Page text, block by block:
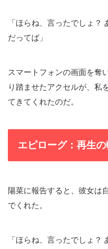
「ほらね、言ったでしょ？
だってば」
スマートフォンの画面を奪
り踏ませたアクセルが、私
てきてくれたのだ。
エピローグ：再生
陽菜に報告すると、彼女は
でくれた。
「ほらね、言ったでしょ？